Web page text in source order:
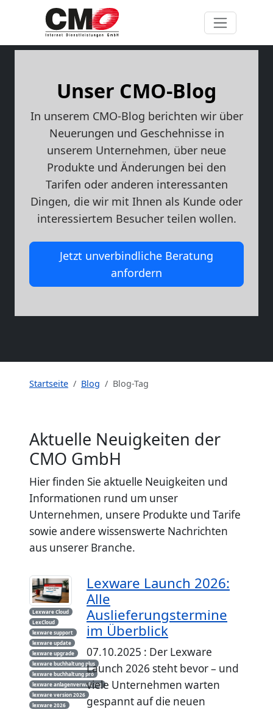
Unser CMO-Blog
In unserem CMO-Blog berichten wir über
Neuerungen und Geschehnisse in
unserem Unternehmen, über neue
Produkte und Änderungen bei den
Tarifen oder anderen interessanten
Dingen, die wir mit Ihnen als Kunde oder
interessiertem Besucher teilen wollen.
Jetzt unverbindliche Beratung
anfordern
Startseite Blog Blog-Tag
Aktuelle Neuigkeiten der
CMO GmbH
Hier finden Sie aktuelle Neuigkeiten und
Informationen rund um unser
Unternehmen, unsere Produkte und Tarife
sowie andere wissenswerte Nachrichten
aus unserer Branche.
Lexware Cloud
LexCloud
lexware support
lexware update
lexware upgrade
lexware buchhaltung plus
lexware buchhaltung pro
lexware anlagenverwaltung
lexware version 2026
lexware 2026
Lexware Launch 2026:
Alle
Auslieferungstermine
im Überblick
07.10.2025 : Der Lexware
Launch 2026 steht bevor – und
viele Unternehmen warten
gespannt auf die neuen